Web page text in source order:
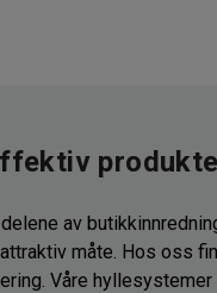
av
måte. Hos oss
Våre